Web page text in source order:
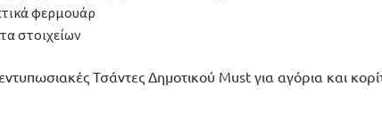
φερμουάρ
στοιχείων
Τσάντες Δημοτικού Must για αγόρια και